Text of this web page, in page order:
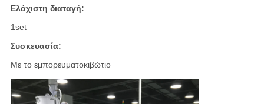
Ελάχιστη διαταγή:
1set
Συσκευασία:
Με το εμπορευματοκιβώτιο